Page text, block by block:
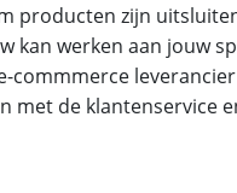
producten zijn
kan werken aan jouw
commmerce
met de klantenservice